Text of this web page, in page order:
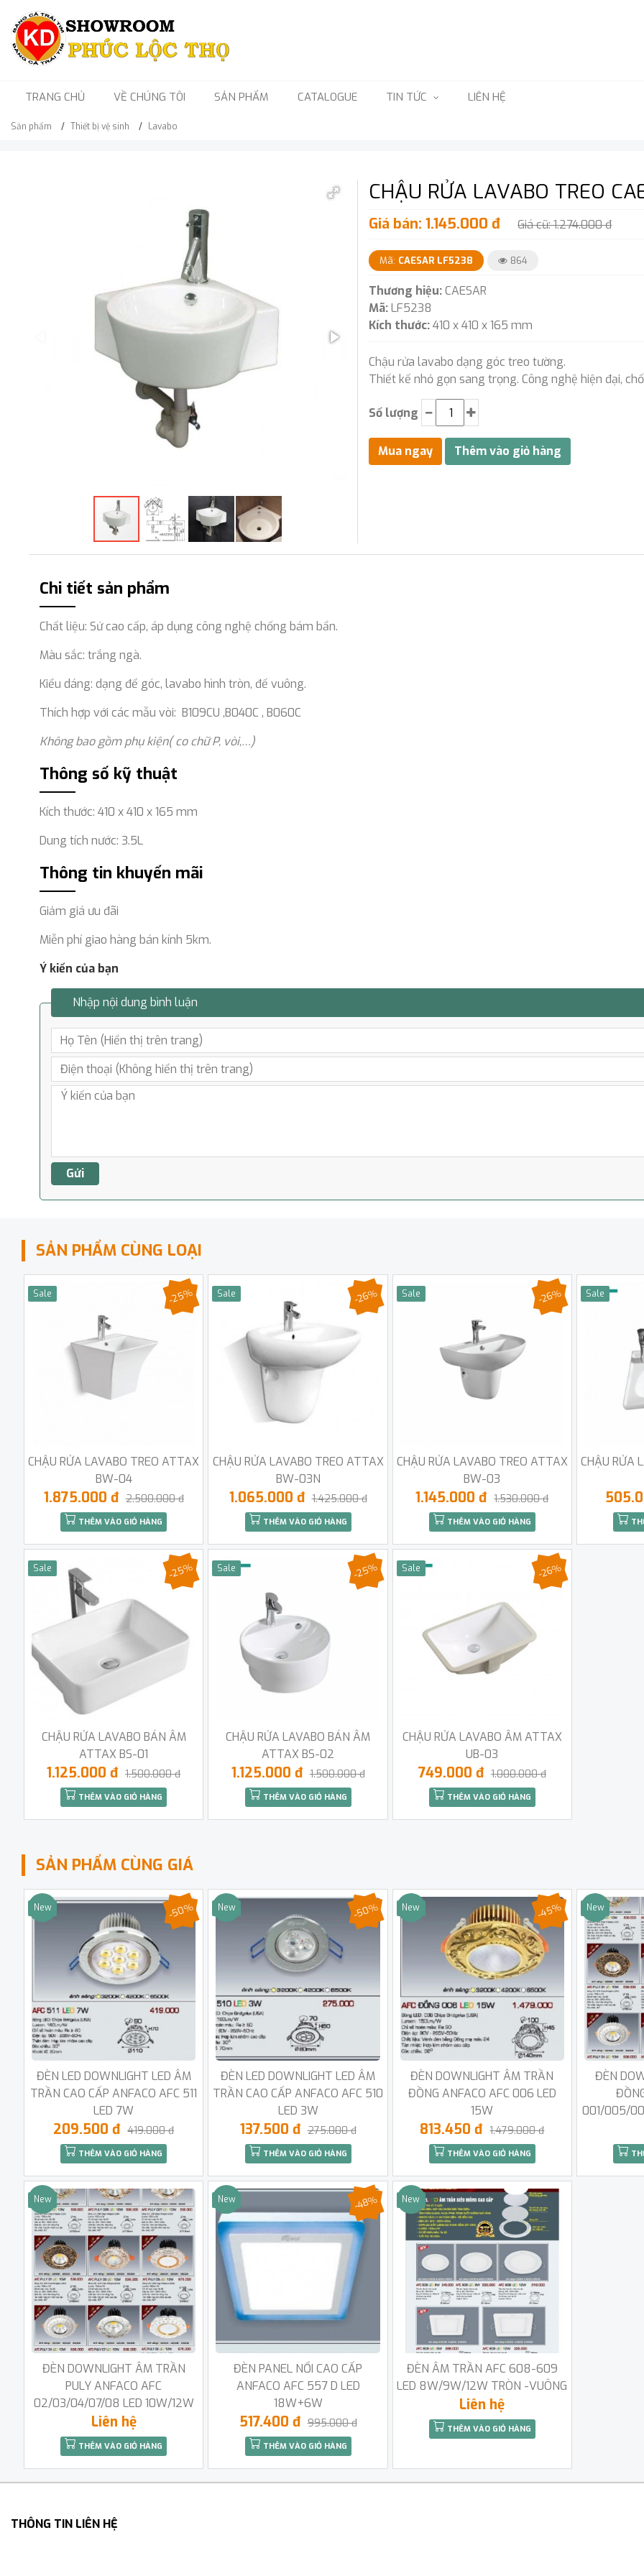
TRANG CHỦ VỀ CHÚNG TÔI SẢN PHẨM CATALOGUE TIN TỨC LIÊN HỆ
Sản phẩm Thiết bị vệ sinh Lavabo
CHẬU RỬA LAVABO TREO
Giá bán: 1.145.000 đ Giá cũ: 1.274.000 đ
Mã: CAESAR LF5238 864
Thương hiệu: CAESAR
Mã: LF5238
Kích thước: 410 x 410 x 165 mm
Chậu rửa lavabo dạng góc treo tường.
Thiết kế nhỏ gọn sang trọng. Công nghệ hiện đại,
Số lượng
Chi tiết sản phẩm
Chất liệu: Sứ cao cấp, áp dụng công nghệ chống bám bẩn.
Màu sắc: trắng ngà.
Kiểu dáng: dạng để góc, lavabo hình tròn, đế vuông.
Thích hợp với các mẫu vòi: B109CU ,B040C , B060C
Không bao gồm phụ kiện( co chữ P, vòi,…)
Thông số kỹ thuật
Kích thước: 410 x 410 x 165 mm
Dung tích nước: 3.5L
Thông tin khuyến mãi
Giảm giá ưu đãi
Miễn phí giao hàng bán kính 5km.
Ý kiến của bạn
Nhập nội dung bình luận
SẢN PHẨM CÙNG LOẠI
Sale
CHẬU RỬA LAVABO TREO ATTAX
BW-04
-25%
1.875.000 đ 2.500.000 đ
THÊM VÀO GIỎ HÀNG
Sale
CHẬU RỬA LAVABO TREO ATTAX
BW-03N
-26%
1.065.000 đ 1.425.000 đ
THÊM VÀO GIỎ HÀNG
Sale
CHẬU RỬA LAVABO TREO ATTAX
BW-03
-26%
1.145.000 đ 1.530.000 đ
THÊM VÀO GIỎ HÀNG
Sale
CHẬU RỬA
Sale
CHẬU RỬA LAVABO BÁN ÂM
ATTAX BS-01
-25%
1.125.000 đ 1.500.000 đ
THÊM VÀO GIỎ HÀNG
Sale
CHẬU RỬA LAVABO BÁN ÂM
ATTAX BS-02
-25%
1.125.000 đ 1.500.000 đ
THÊM VÀO GIỎ HÀNG
Sale
CHẬU RỬA LAVABO ÂM ATTAX
UB-03
-26%
749.000 đ 1.000.000 đ
THÊM VÀO GIỎ HÀNG
SẢN PHẨM CÙNG GIÁ
Sale
New
ĐÈN LED DOWNLIGHT LED ÂM
TRẦN CAO CẤP ANFACO AFC 511
LED 7W
-50%
209.500 đ 419.000 đ
THÊM VÀO GIỎ HÀNG
Sale
New
ĐÈN LED DOWNLIGHT LED ÂM
TRẦN CAO CẤP ANFACO AFC 510
LED 3W
-50%
137.500 đ 275.000 đ
THÊM VÀO GIỎ HÀNG
Sale
New
ĐÈN DOWNLIGHT ÂM TRẦN
ĐỒNG ANFACO AFC 006 LED
15W
-45%
813.450 đ 1.479.000 đ
THÊM VÀO GIỎ HÀNG
Sale
New
ĐÈN
001/005/
Sale
New
ĐÈN DOWNLIGHT ÂM TRẦN
PULY ANFACO AFC
02/03/04/07/08 LED 10W/12W
Liên hệ
THÊM VÀO GIỎ HÀNG
Sale
New
ĐÈN PANEL NỔI CAO CẤP
ANFACO AFC 557 D LED
18W+6W
-48%
517.400 đ 995.000 đ
THÊM VÀO GIỎ HÀNG
Sale
New
ĐÈN ÂM TRẦN AFC 608-609
LED 8W/9W/12W TRÒN -VUÔNG
Liên hệ
THÊM VÀO GIỎ HÀNG
THÔNG TIN LIÊN HỆ